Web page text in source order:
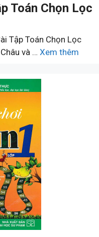
Toán Chọn Lọc
Tập Toán Chọn Lọc
và … Xem thêm